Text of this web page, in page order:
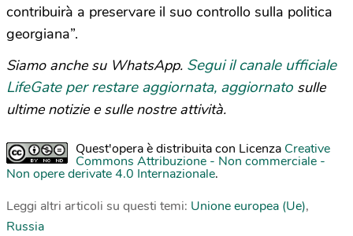
contribuirà a preservare il suo controllo sulla politica
georgiana”.
Siamo anche su WhatsApp. Segui il canale ufficiale
LifeGate per restare aggiornata, aggiornato sulle
ultime notizie e sulle nostre attività.
Quest'opera è distribuita con Licenza Creative
Commons Attribuzione - Non commerciale -
Non opere derivate 4.0 Internazionale.
Leggi altri articoli su questi temi: Unione europea (Ue),
Russia